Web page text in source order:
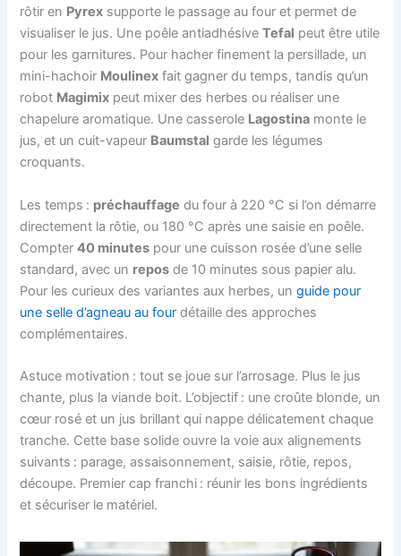
rôtir en Pyrex supporte le passage au four et permet de
visualiser le jus. Une poêle antiadhésiveTefal peut être utile
pour les garnitures. Pour hacher finement la persillade, un
mini-hachoir Moulinex fait gagner du temps, tandis qu’un
robot Magimix peut mixer des herbes ou réaliser une
chapelure aromatique. Une casserole Lagostina monte le
jus, et un cuit-vapeur Baumstal garde les légumes
croquants.
Les temps : préchauffage du four à 220 °C si l’on démarre
directement la rôtie, ou 180 °C après une saisie en poêle.
Compter40 minutes pour une cuisson rosée d’une selle
standard, avec un repos de 10 minutes sous papier alu.
Pour les curieux des variantes aux herbes, unguide pour
une selle d’agneau au four détaille des approches
complémentaires.
Astuce motivation : tout se joue sur l’arrosage. Plus le jus
chante, plus la viande boit. L’objectif : une croûte blonde, un
cœur rosé et un jus brillant qui nappe délicatement chaque
tranche. Cette base solide ouvre la voie aux alignements
suivants : parage, assaisonnement, saisie, rôtie, repos,
découpe. Premier cap franchi : réunir les bons ingrédients
et sécuriser le matériel.